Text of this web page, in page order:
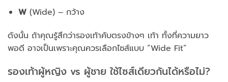
W(Wide) – กว้าง
ดังนั้น ถ้าคุณรู้สึกว่ารองเท้าคับตรงข้างๆ เท้า ทั้งที่ความยาว
พอดี อาจเป็นเพราะคุณควรเลือกไซส์แบบ “Wide Fit”
รองเท้าผู้หญิง vs ผู้ชาย ใช้ไซส์เดียวกันได้หรือไม่?